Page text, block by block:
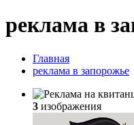
реклама в
Главная
реклама в запорожье
3 изображения